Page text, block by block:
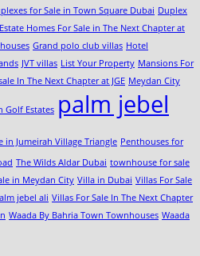
for Sale in Town Square Dubai Duplex
Estate Homes For Sale in The Next Chapter at
Grand polo club villas Hotel
JVT villas List Your Property Mansions For
In The Next Chapter at JGE Meydan City
Golf Estates palm jebel
in Jumeirah Village Triangle Penthouses for
The Wilds Aldar Dubai townhouse for sale
in Meydan City Villa in Dubai Villas For Sale
jebel ali Villas For Sale In The Next Chapter
Waada By Bahria Town Townhouses Waada